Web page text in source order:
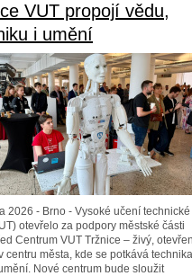
VUT propojí vědu,
i umění
2026 - Brno - Vysoké učení technické
otevřelo za podpory městské části
Centrum VUT Tržnice – živý,
centru města, kde se potkává
Nové centrum bude sloužit